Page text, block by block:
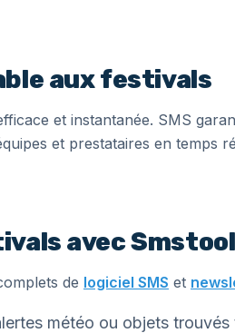
aux festivals
et instantanée. SMS
et prestataires en temps
avec
de logiciel SMS et
météo ou objets trouvés